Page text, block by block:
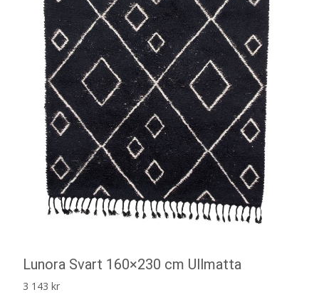
Lunora Svart 160×230 cm Ullmatta
3 143 kr